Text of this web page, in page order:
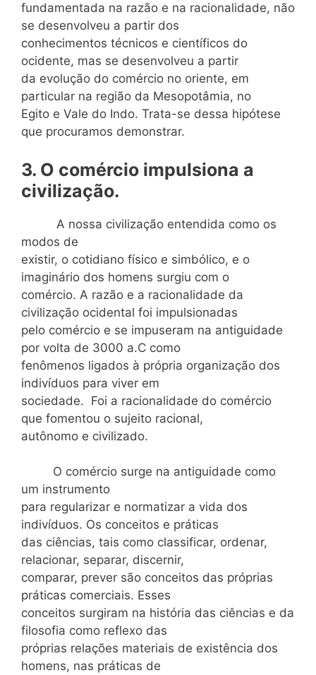
fundamentada na razão e na racionalidade, não
se desenvolveu a partir dos
conhecimentos técnicos e científicos do
ocidente, mas se desenvolveu a partir
da evolução do comércio no oriente, em
particular na região da Mesopotâmia, no
Egito e Vale do Indo. Trata-se dessa hipótese
que procuramos demonstrar.
3. O comércio impulsiona a
civilização.
A nossa civilização entendida como os
modos de
existir, o cotidiano físico e simbólico, e o
imaginário dos homens surgiu com o
comércio. A razão e a racionalidade da
civilização ocidental foi impulsionadas
pelo comércio e se impuseram na antiguidade
por volta de 3000 a.C como
fenômenos ligados à própria organização dos
indivíduos para viver em
sociedade. Foi a racionalidade do comércio
que fomentou o sujeito racional,
autônomo e civilizado.
O comércio surge na antiguidade como
um instrumento
para regularizar e normatizar a vida dos
indivíduos. Os conceitos e práticas
das ciências, tais como classificar, ordenar,
relacionar, separar, discernir,
comparar, prever são conceitos das próprias
práticas comerciais. Esses
conceitos surgiram na história das ciências e da
filosofia como reflexo das
próprias relações materiais de existência dos
homens, nas práticas de